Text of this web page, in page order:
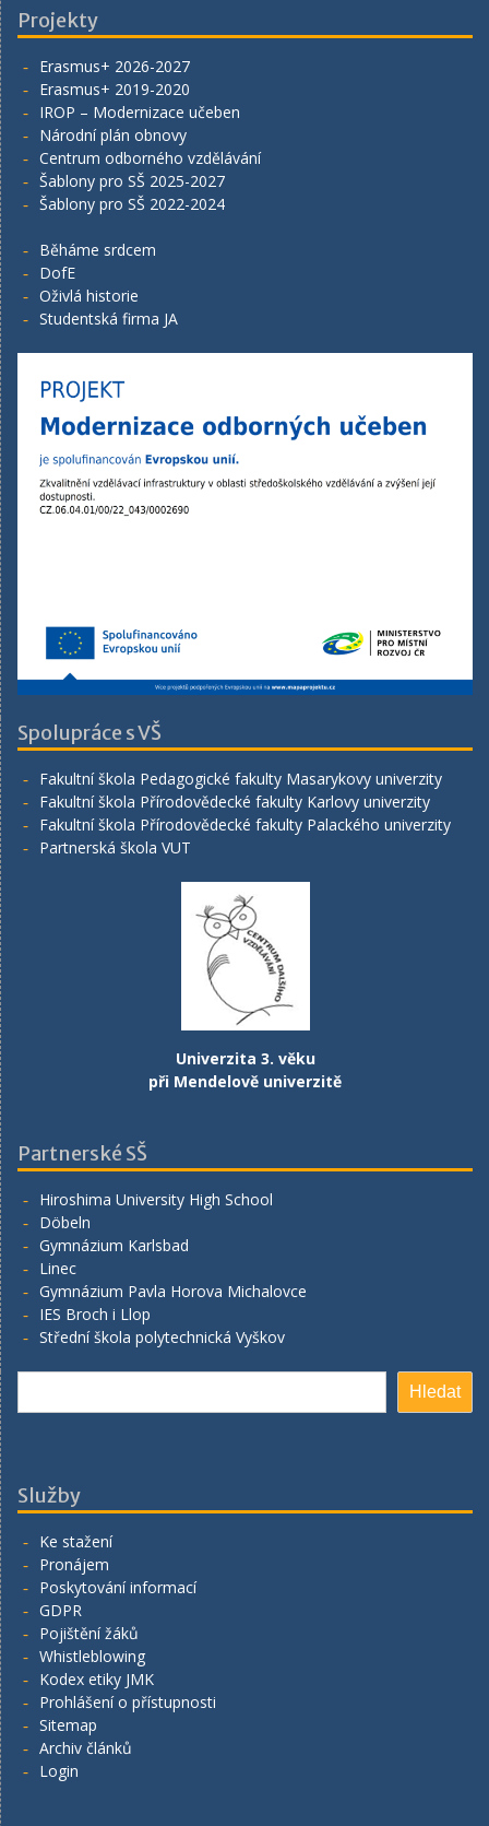
Projekty
Erasmus+ 2026-2027
Erasmus+ 2019-2020
IROP – Modernizace učeben
Národní plán obnovy
Centrum odborného vzdělávání
Šablony pro SŠ 2025-2027
Šablony pro SŠ 2022-2024
Běháme srdcem
DofE
Oživlá historie
Studentská firma JA
Spolupráce s VŠ
Fakultní škola Pedagogické fakulty Masarykovy univerzity
Fakultní škola Přírodovědecké fakulty Karlovy univerzity
Fakultní škola Přírodovědecké fakulty Palackého univerzity
Partnerská škola VUT
Univerzita 3. věku
při Mendelově univerzitě
Partnerské SŠ
Hiroshima University High School
Döbeln
Gymnázium Karlsbad
Linec
Gymnázium Pavla Horova Michalovce
IES Broch i Llop
Střední škola polytechnická Vyškov
Hledat
Služby
Ke stažení
Pronájem
Poskytování informací
GDPR
Pojištění žáků
Whistleblowing
Kodex etiky JMK
Prohlášení o přístupnosti
Sitemap
Archiv článků
Login